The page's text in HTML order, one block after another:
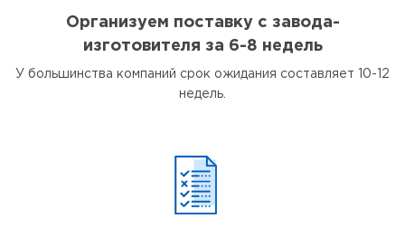
Организуем поставку с завода-
изготовителя за 6-8 недель
У большинства компаний срок ожидания составляет 10-12
недель.